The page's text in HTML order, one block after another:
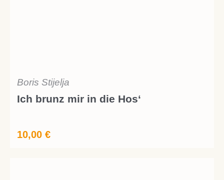
Boris Stijelja
Ich brunz mir in die Hos‘
10,00 €